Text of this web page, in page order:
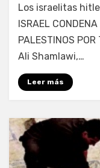
por Enrique
Los israelitas
ISRAEL
PALESTINOS
Ali Shamlawi,…
Leer más